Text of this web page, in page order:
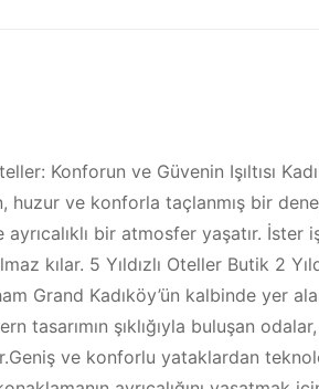
Konforun ve Güvenin Işıltısı
huzur ve konforla taçlanmış bir
bir atmosfer yaşatır.
kılar. 5 Yıldızlı Oteller Butik 2
Grand Kadıköy’ün kalbinde yer
şıklığıyla buluşan
ve konforlu yataklardan